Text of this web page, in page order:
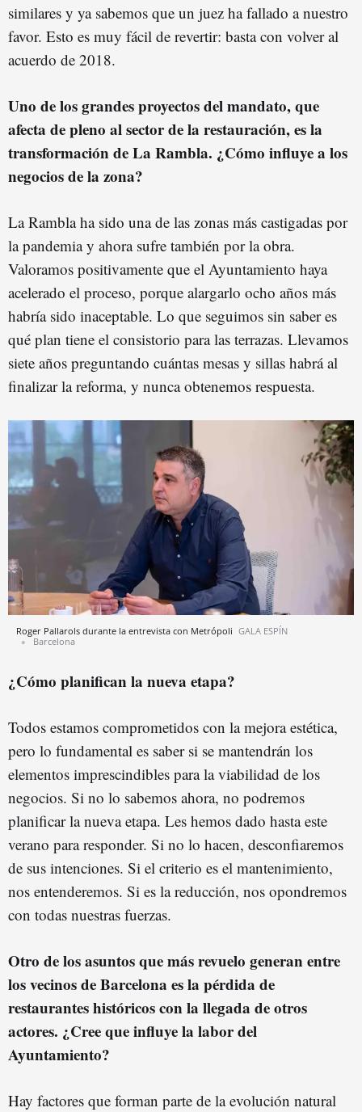
similares y ya sabemos que un juez ha fallado a nuestro
favor. Esto es muy fácil de revertir: basta con volver al
acuerdo de 2018.
Uno de los grandes proyectos del mandato, que
afecta de pleno al sector de la restauración, es la
transformación de La Rambla. ¿Cómo influye a los
negocios de la zona?
La Rambla ha sido una de las zonas más castigadas por
la pandemia y ahora sufre también por la obra.
Valoramos positivamente que el Ayuntamiento haya
acelerado el proceso, porque alargarlo ocho años más
habría sido inaceptable. Lo que seguimos sin saber es
qué plan tiene el consistorio para las terrazas. Llevamos
siete años preguntando cuántas mesas y sillas habrá al
finalizar la reforma, y nunca obtenemos respuesta.
Roger Pallarols durante la entrevista con Metrópoli GALA ESPÍN
Barcelona
¿Cómo planifican la nueva etapa?
Todos estamos comprometidos con la mejora estética,
pero lo fundamental es saber si se mantendrán los
elementos imprescindibles para la viabilidad de los
negocios. Si no lo sabemos ahora, no podremos
planificar la nueva etapa. Les hemos dado hasta este
verano para responder. Si no lo hacen, desconfiaremos
de sus intenciones. Si el criterio es el mantenimiento,
nos entenderemos. Si es la reducción, nos opondremos
con todas nuestras fuerzas.
Otro de los asuntos que más revuelo generan entre
los vecinos de Barcelona es la pérdida de
restaurantes históricos con la llegada de otros
actores. ¿Cree que influye la labor del
Ayuntamiento?
Hay factores que forman parte de la evolución natural